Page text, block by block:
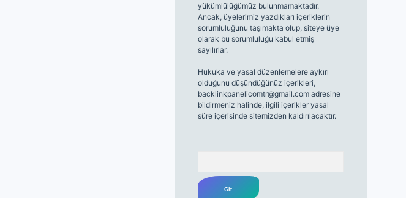
yükümlülüğümüz bulunmamaktadır.
Ancak, üyelerimiz yazdıkları içeriklerin
sorumluluğunu taşımakta olup, siteye üye
olarak bu sorumluluğu kabul etmiş
sayılırlar.
Hukuka ve yasal düzenlemelere aykırı
olduğunu düşündüğünüz içerikleri,
backlinkpanelicomtr@gmail.comadresine
bildirmeniz halinde, ilgili içerikler yasal
süre içerisinde sitemizden kaldırılacaktır.